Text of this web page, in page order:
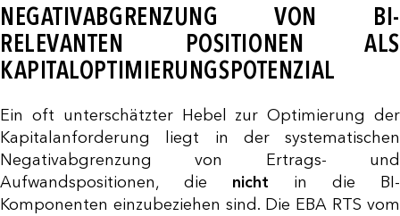
NEGATIVABGRENZUNG VON BI-
RELEVANTEN POSITIONEN ALS
KAPITALOPTIMIERUNGSPOTENZIAL
Ein oft unterschätzter Hebel zur Optimierung der
Kapitalanforderung liegt in der systematischen
Negativabgrenzung von Ertrags- und
Aufwandspositionen, die nicht in die BI-
Komponenten einzubeziehen sind. Die EBA RTS vom